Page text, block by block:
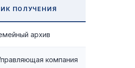
ПОЛУЧЕНИЯ
архив
компания